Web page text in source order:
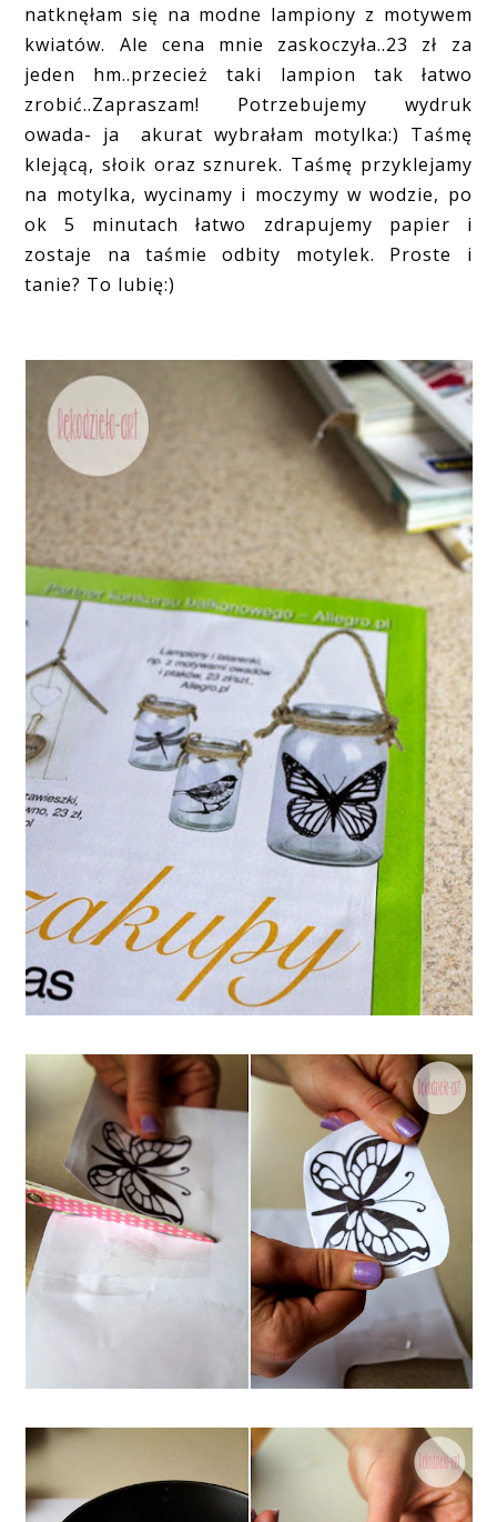
natknęłam się na modne lampiony z motywem
kwiatów. Ale cena mnie zaskoczyła..23 zł za
jeden hm..przecież taki lampion tak łatwo
zrobić..Zapraszam! Potrzebujemy wydruk
owada- ja akurat wybrałam motylka:) Taśmę
klejącą, słoik oraz sznurek. Taśmę przyklejamy
na motylka, wycinamy i moczymy w wodzie, po
ok 5 minutach łatwo zdrapujemy papier i
zostaje na taśmie odbity motylek. Proste i
tanie? To lubię:)